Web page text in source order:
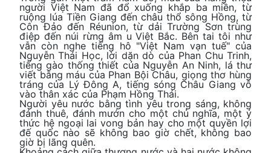
người Việt Nam đã đổ xuống khắp ba miền, từ
ruộng lúa Tiền Giang đến châu thổ sông Hồng, từ
Côn Đảo đến Réunion, từ dải Trường Sơn trùng
điệp đến núi rừng âm u Việt Bắc. Bên tai tôi như
vẫn còn nghe tiếng hô "Việt Nam vạn tuế" của
Nguyễn Thái Học, lời dặn dò của Phan Chu Trinh,
tiếng gào thống thiết của Nguyễn An Ninh, lá thư
viết bằng máu của Phan Bội Châu, giọng thơ hùng
tráng của Lý Đông A, tiếng sóng Châu Giang vỗ
vào thân xác của Phạm Hồng Thái.
Người yêu nước bằng tình yêu trong sáng, không
đánh thuê, đánh mướn cho một chủ nghĩa, một ý
thức hệ ngoại lai vong bản hay cho một quyền lợi
đế quốc nào sẽ không bao giờ chết, không bao
giờ bị lãng quên.